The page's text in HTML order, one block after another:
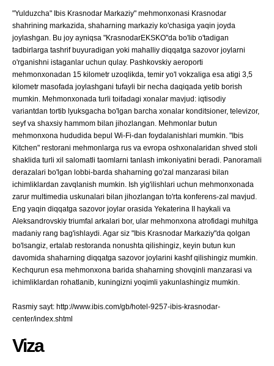
"Yulduzcha" Ibis Krasnodar Markaziy" mehmonxonasi Krasnodar
shahrining markazida, shaharning markaziy ko'chasiga yaqin joyda
joylashgan. Bu joy ayniqsa "KrasnodarEKSKO"da bo'lib o'tadigan
tadbirlarga tashrif buyuradigan yoki mahalliy diqqatga sazovor joylarni
o'rganishni istaganlar uchun qulay. Pashkovskiy aeroporti
mehmonxonadan 15 kilometr uzoqlikda, temir yo'l vokzaliga esa atigi 3,5
kilometr masofada joylashgani tufayli bir necha daqiqada yetib borish
mumkin. Mehmonxonada turli toifadagi xonalar mavjud: iqtisodiy
variantdan tortib lyuksgacha bo'lgan barcha xonalar konditsioner, televizor,
seyf va shaxsiy hammom bilan jihozlangan. Mehmonlar butun
mehmonxona hududida bepul Wi-Fi-dan foydalanishlari mumkin. "Ibis
Kitchen" restorani mehmonlarga rus va evropa oshxonalaridan shved stoli
shaklida turli xil salomatli taomlarni tanlash imkoniyatini beradi. Panoramali
derazalari bo'lgan lobbi-barda shaharning go'zal manzarasi bilan
ichimliklardan zavqlanish mumkin. Ish yig'ilishlari uchun mehmonxonada
zarur multimedia uskunalari bilan jihozlangan to'rta konferens-zal mavjud.
Eng yaqin diqqatga sazovor joylar orasida Yekaterina II haykali va
Aleksandrovskiy triumfal arkalari bor, ular mehmonxona atrofidagi muhitga
madaniy rang bag'ishlaydi. Agar siz "Ibis Krasnodar Markaziy"da qolgan
bo'lsangiz, ertalab restoranda nonushta qilishingiz, keyin butun kun
davomida shaharning diqqatga sazovor joylarini kashf qilishingiz mumkin.
Kechqurun esa mehmonxona barida shaharning shovqinli manzarasi va
ichimliklardan rohatlanib, kuningizni yoqimli yakunlashingiz mumkin.
Rasmiy sayt: http://www.ibis.com/gb/hotel-9257-ibis-krasnodar-
center/index.shtml
Viza